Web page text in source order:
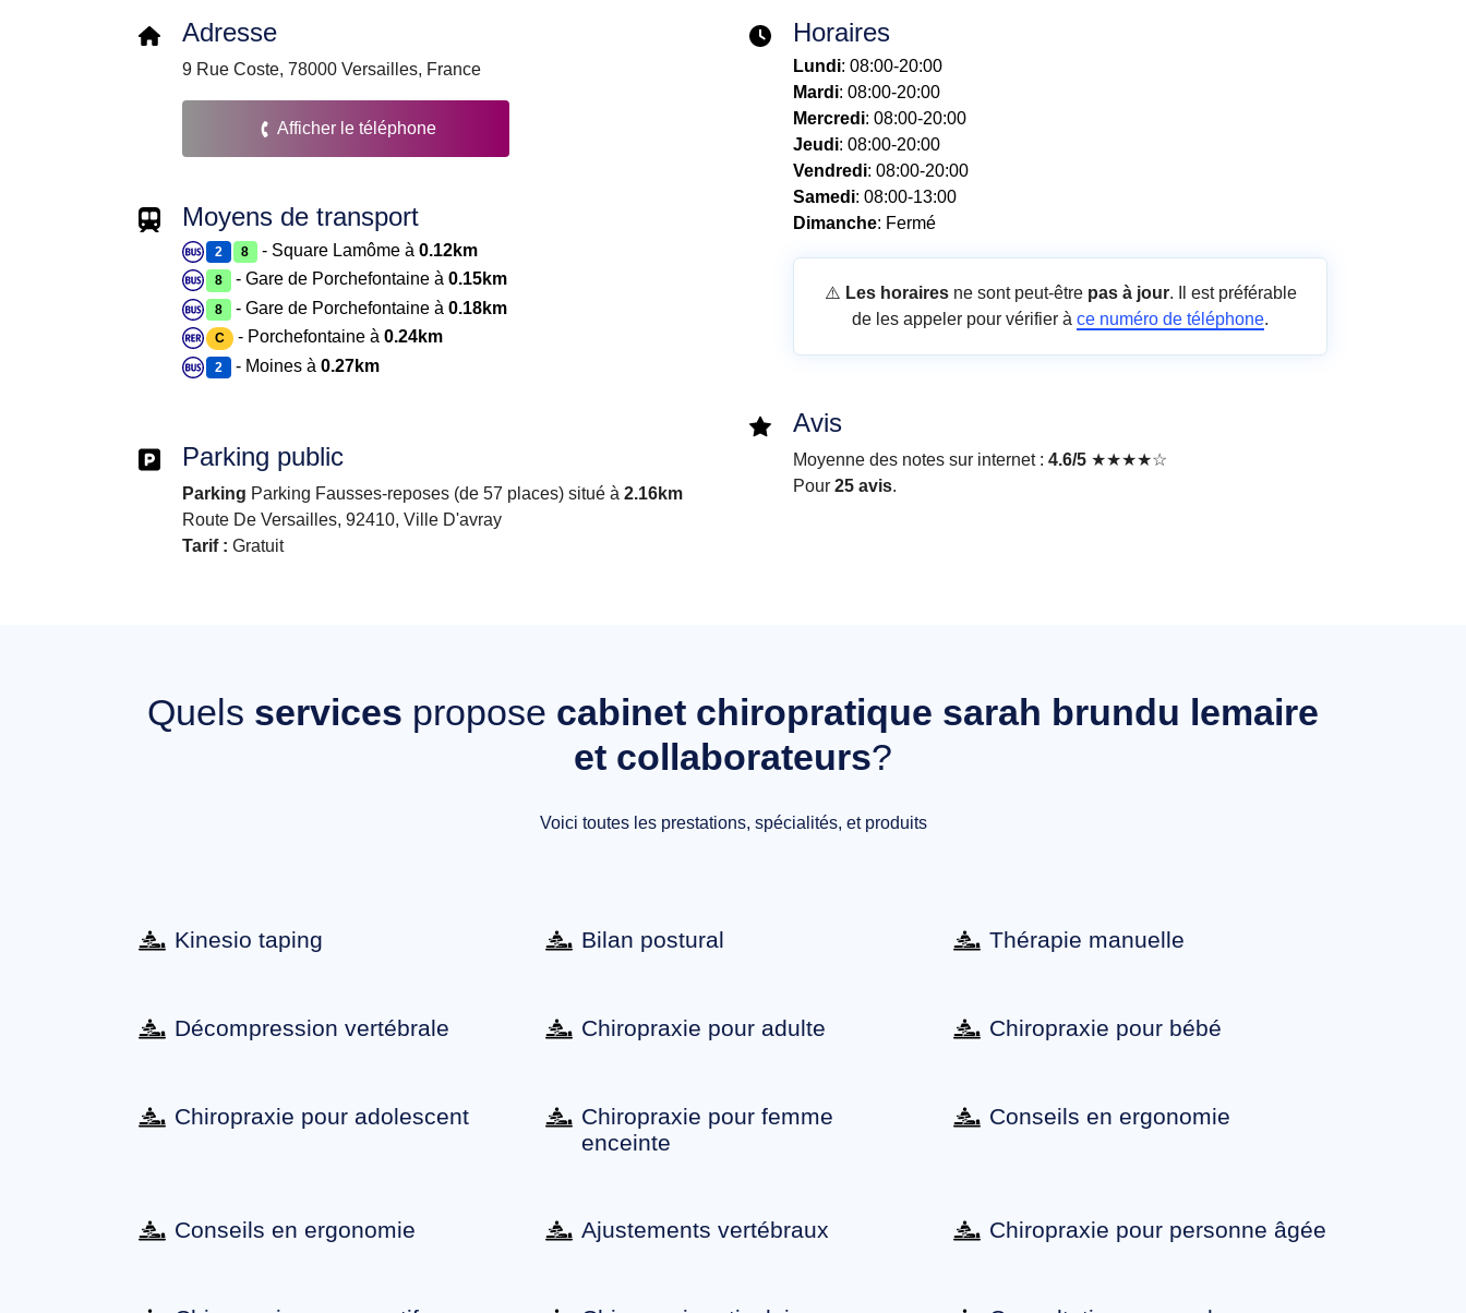
Adresse
9 Rue Coste, 78000 Versailles, France
Afficher le téléphone
Moyens de transport
2 8 - Square Lamôme à0.12km
8 - Gare de Porchefontaine à 0.15km
8 - Gare de Porchefontaine à 0.18km
C - Porchefontaine à 0.24km
2 - Moines à 0.27km
Parking public
Parking Parking Fausses-reposes (de 57 places) situé à 2.16km
Route De Versailles, 92410, Ville D'avray
Tarif : Gratuit
Horaires
Lundi: 08:00-20:00
Mardi: 08:00-20:00
Mercredi: 08:00-20:00
Jeudi: 08:00-20:00
Vendredi: 08:00-20:00
Samedi: 08:00-13:00
Dimanche: Fermé
⚠️ Les horairesne sont peut-être pas à jour. Il est préférable
de les appeler pour vérifier à ce numéro de téléphone.
Avis
Moyenne des notes sur internet : 4.6/5 ★★★★☆
Pour 25 avis.
Quels services propose cabinet chiropratique sarah brundu lemaire
et collaborateurs?
Voici toutes les prestations, spécialités, et produits
Kinesio taping Bilan postural Thérapie manuelle
Décompression vertébrale Chiropraxie pour adulte Chiropraxie pour bébé
Chiropraxie pour adolescent
Chiropraxie pour femme
enceinte
Conseils en ergonomie
Conseils en ergonomie Ajustements vertébraux Chiropraxie pour personne âgée